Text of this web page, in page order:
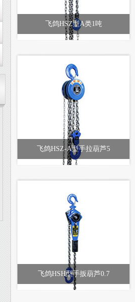
飞鸽HSZ型A类1吨
飞鸽HSZ-A型手拉葫芦5
飞鸽HSH型手扳葫芦0.7